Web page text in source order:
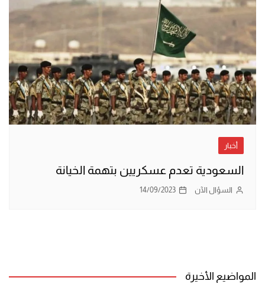
أخبار
السعودية تعدم عسكريين بتهمة الخيانة
السؤال الآن 14/09/2023
المواضيع الأخيرة